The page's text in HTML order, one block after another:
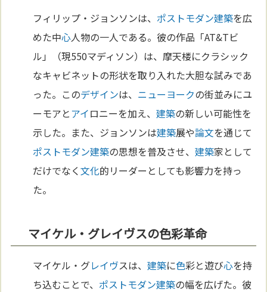
フィリップ・ジョンソンは、 ポストモダン建築を広
めた中心人物の一人である。彼の作品「AT&Tビ
ル」（現550マディソン）は、摩天楼にクラシック
なキャビネットの形状を取り入れた大胆な試みであ
った。このデザインは、 ニューヨークの街並みにユ
ーモアとアイロニーを加え、建築の新しい可能性を
示した。また、ジョンソンは建築展や論文を通じて
ポストモダン建築の思想を普及させ、建築家として
だけでなく文化的リーダーとしても影響力を持っ
た。
マイケル・グレイヴスの色彩革命
マイケル・グレイヴスは、建築に色彩と遊び心を持
ち込むことで、 ポストモダン建築の幅を広げた。彼